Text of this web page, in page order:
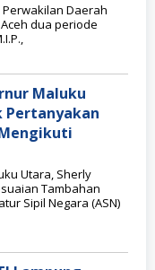
Perwakilan Daerah
dua periode
Maluku
Pertanyakan
Utara, Sherly
Tambahan
Sipil Negara (ASN)